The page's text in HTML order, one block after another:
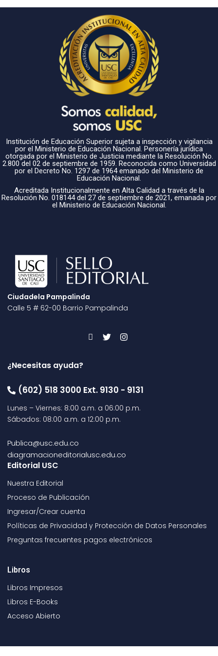
Institución de Educación Superior sujeta a inspección y vigilancia
por el Ministerio de Educación Nacional. Personería jurídica
otorgada por el Ministerio de Justicia mediante la Resolución No.
2.800 del 02 de septiembre de 1959. Reconocida como Universidad
por el Decreto No. 1297 de 1964 emanado del Ministerio de
Educación Nacional.
Acreditada Institucionalmente en Alta Calidad a través de la
Resolución No. 018144 del 27 de septiembre de 2021, emanada por
el Ministerio de Educación Nacional.
Ciudadela Pampalinda
Calle 5 # 62-00 Barrio Pampalinda
¿Necesitas ayuda?
(602) 518 3000 Ext. 9130 - 9131
Lunes – Viernes: 8:00 a.m. a 06:00 p.m.
Sábados: 08:00 a.m. a 12:00 p.m.
Publica@usc.edu.co
diagramacioneditorialusc.edu.co
Editorial USC
Nuestra Editorial
Proceso de Publicación
Ingresar/Crear cuenta
Políticas de Privacidad y Protección de Datos Personales
Preguntas frecuentes pagos electrónicos
Libros
Libros Impresos
Libros E-Books
Acceso Abierto